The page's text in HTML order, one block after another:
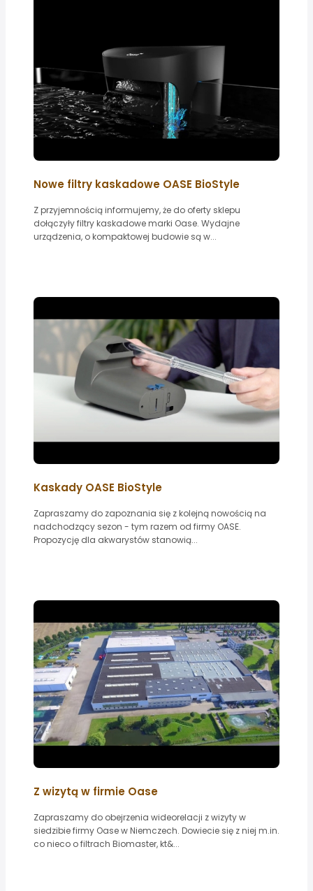
Nowe filtry kaskadowe OASE BioStyle
Z przyjemnością informujemy, że do oferty sklepu
dołączyły filtry kaskadowe marki Oase. Wydajne
urządzenia, o kompaktowej budowie są w...
Kaskady OASE BioStyle
Zapraszamy do zapoznania się z kolejną nowością na
nadchodzący sezon - tym razem od firmy OASE.
Propozycję dla akwarystów stanowią...
Z wizytą w firmie Oase
Zapraszamy do obejrzenia wideorelacji z wizyty w
siedzibie firmy Oase w Niemczech. Dowiecie się z niej m.in.
co nieco o filtrach Biomaster, kt&...